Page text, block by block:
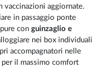
aggiornate.
in passaggio ponte
conguinzaglio e
nei box individuali
accompagnatori nelle
per il massimo comfort